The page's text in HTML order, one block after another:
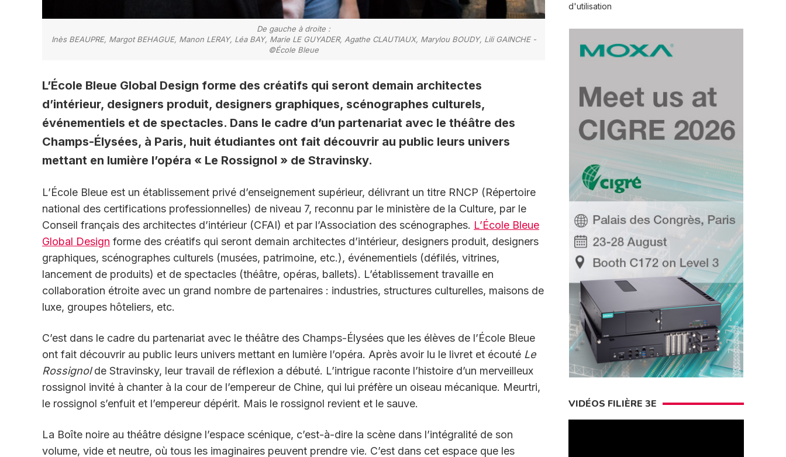
De gauche à droite :
Inès BEAUPRE, Margot BEHAGUE, Manon LERAY, Léa BAY, Marie LE GUYADER, Agathe CLAUTIAUX, Marylou BOUDY, Lili GAINCHE -
©École Bleue
L’École Bleue Global Design forme des créatifs qui seront demain architectes
d’intérieur, designers produit, designers graphiques, scénographes culturels,
événementiels et de spectacles. Dans le cadre d’un partenariat avec le théâtre des
Champs-Élysées, à Paris, huit étudiantes ont fait découvrir au public leurs univers
mettant en lumière l’opéra « Le Rossignol » de Stravinsky.
L’École Bleue est un établissement privé d’enseignement supérieur, délivrant un titre RNCP (Répertoire
national des certifications professionnelles) de niveau 7, reconnu par le ministère de la Culture, par le
Conseil français des architectes d’intérieur (CFAI) et par l’Association des scénographes. L’École Bleue
Global Design forme des créatifs qui seront demain architectes d’intérieur, designers produit, designers
graphiques, scénographes culturels (musées, patrimoine, etc.), événementiels (défilés, vitrines,
lancement de produits) et de spectacles (théâtre, opéras, ballets). L’établissement travaille en
collaboration étroite avec un grand nombre de partenaires : industries, structures culturelles, maisons de
luxe, groupes hôteliers, etc.
C’est dans le cadre du partenariat avec le théâtre des Champs-Élysées que les élèves de l’École Bleue
ont fait découvrir au public leurs univers mettant en lumière l’opéra. Après avoir lu le livret et écouté Le
Rossignolde Stravinsky, leur travail de réflexion a débuté. L’intrigue raconte l’histoire d’un merveilleux
rossignol invité à chanter à la cour de l’empereur de Chine, qui lui préfère un oiseau mécanique. Meurtri,
le rossignol s’enfuit et l’empereur dépérit. Mais le rossignol revient et le sauve.
La Boîte noire au théâtre désigne l’espace scénique, c’est-à-dire la scène dans l’intégralité de son
volume, vide et neutre, où tous les imaginaires peuvent prendre vie. C’est dans cet espace que les
d'utilisation
VIDÉOS FILIÈRE 3E